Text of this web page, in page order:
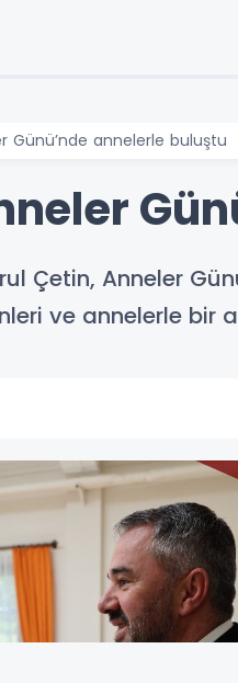
Günü’nde annelerle buluştu
Çetin, Anneler
ve annelerle bir